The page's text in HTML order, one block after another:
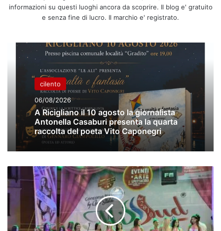
informazioni su questi luoghi ancora da scoprire. Il blog e' gratuito
e senza fine di lucro. Il marchio e' registrato.
cilento
06/08/2026
A Ricigliano il 10 agosto la giornalista
Antonella Casaburi presenta la quarta
raccolta del poeta Vito Caponegri
Sud
ha